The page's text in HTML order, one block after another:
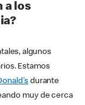
a los
algunos
Estamos
durante
muy de cerca